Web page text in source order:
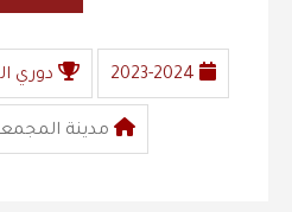
2023-2024 دوري
مدينة